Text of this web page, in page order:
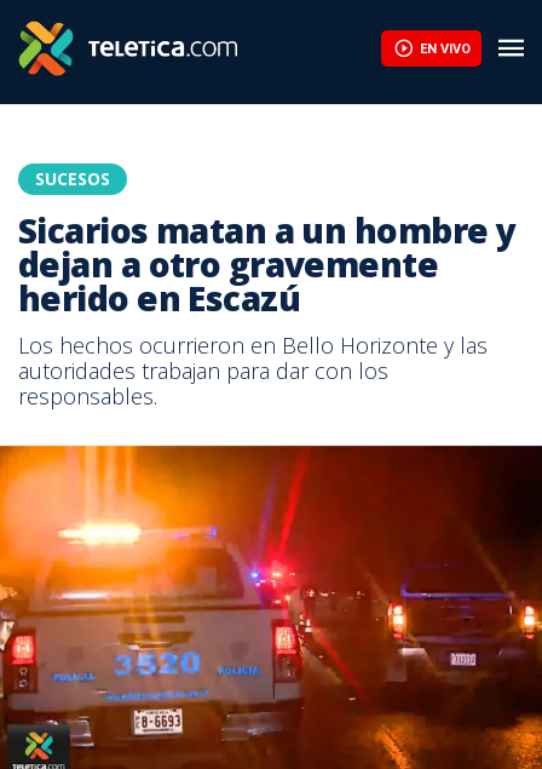
EN VIVO
SUCESOS
Sicarios matan a un hombre y
dejan a otro gravemente
herido en Escazú
Los hechos ocurrieron en Bello Horizonte y las
autoridades trabajan para dar con los
responsables.